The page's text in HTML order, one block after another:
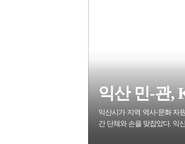
익산 민-관,
익산시가 지역 역사·문화 자
간 단체와 손을 맞잡았다. 익